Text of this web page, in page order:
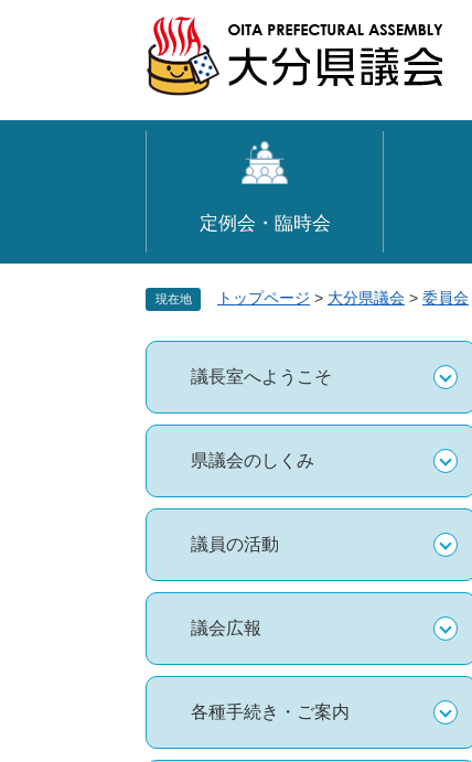
先
を
定例会・臨時会
現在地 トップページ > 大分県議会 > 委員会
議長室へようこそ
県議会のしくみ
議員の活動
議会広報
各種手続き・ご案内